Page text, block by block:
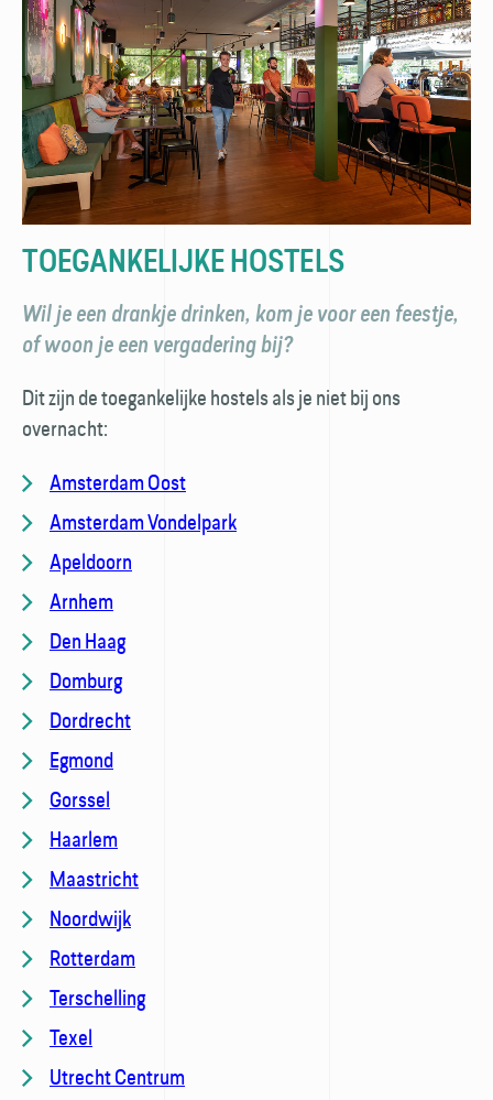
TOEGANKELIJKE HOSTELS
Wil je een drankje drinken, kom je voor een feestje,
of woon je een vergadering bij?
Dit zijn de toegankelijke hostels als je niet bij ons
overnacht:
Amsterdam Oost
Amsterdam Vondelpark
Apeldoorn
Arnhem
Den Haag
Domburg
Dordrecht
Egmond
Gorssel
Haarlem
Maastricht
Noordwijk
Rotterdam
Terschelling
Texel
Utrecht Centrum